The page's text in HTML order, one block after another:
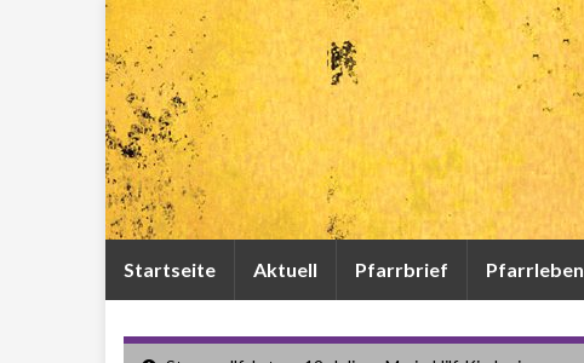
Startseite Aktuell Pfarrbrief Pfarrleben